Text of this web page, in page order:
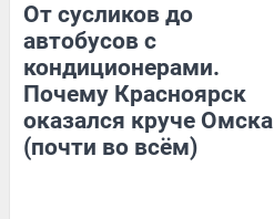
От сусликов до
автобусов с
кондиционерами.
Почему Красноярск
оказался круче Омска
(почти во всём)